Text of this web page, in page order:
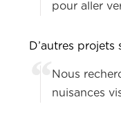
pour aller
D’autres
Nous
nuisances